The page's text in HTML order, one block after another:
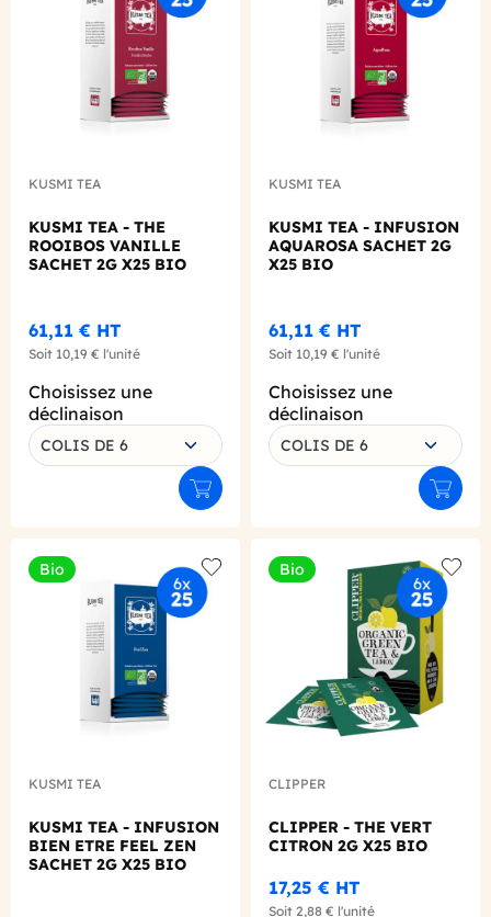
KUSMI TEA
KUSMI TEA - THE
ROOIBOS VANILLE
SACHET 2G X25 BIO
61,11 € HT
Soit 10,19 € l'unité
Choisissez une
déclinaison
COLIS DE 6
Ajouter au panier
KUSMI TEA
KUSMI TEA - INFUSION
AQUAROSA SACHET 2G
X25 BIO
61,11 € HT
Soit 10,19 € l'unité
Choisissez une
déclinaison
COLIS DE 6
Bio
Add to wishlist
KUSMI TEA
KUSMI TEA - INFUSION
BIEN ETRE FEEL ZEN
SACHET 2G X25 BIO
Bio
Add
CLIPPER
CLIPPER - THE VERT
CITRON 2G X25 BIO
17,25 € HT
Soit 2,88 € l'unité